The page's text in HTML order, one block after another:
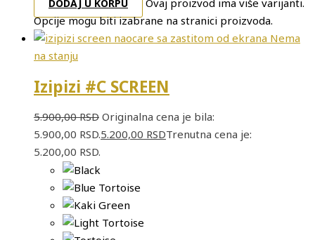
DODAJ U KORPU
Opcije mogu biti izabrane na stranici proizvoda.
Nema
na stanju
Izipizi #C SCREEN
5.900,00RSD Originalna cena je bila:
5.900,00 RSD.5.200,00 RSDTrenutna cena je:
5.200,00 RSD.